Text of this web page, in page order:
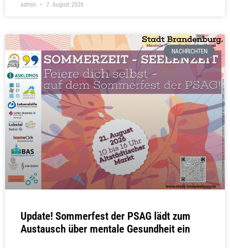
admin 7. August 2026
NACHRICHTEN
Update! Sommerfest der PSAG lädt zum
Austausch über mentale Gesundheit ein